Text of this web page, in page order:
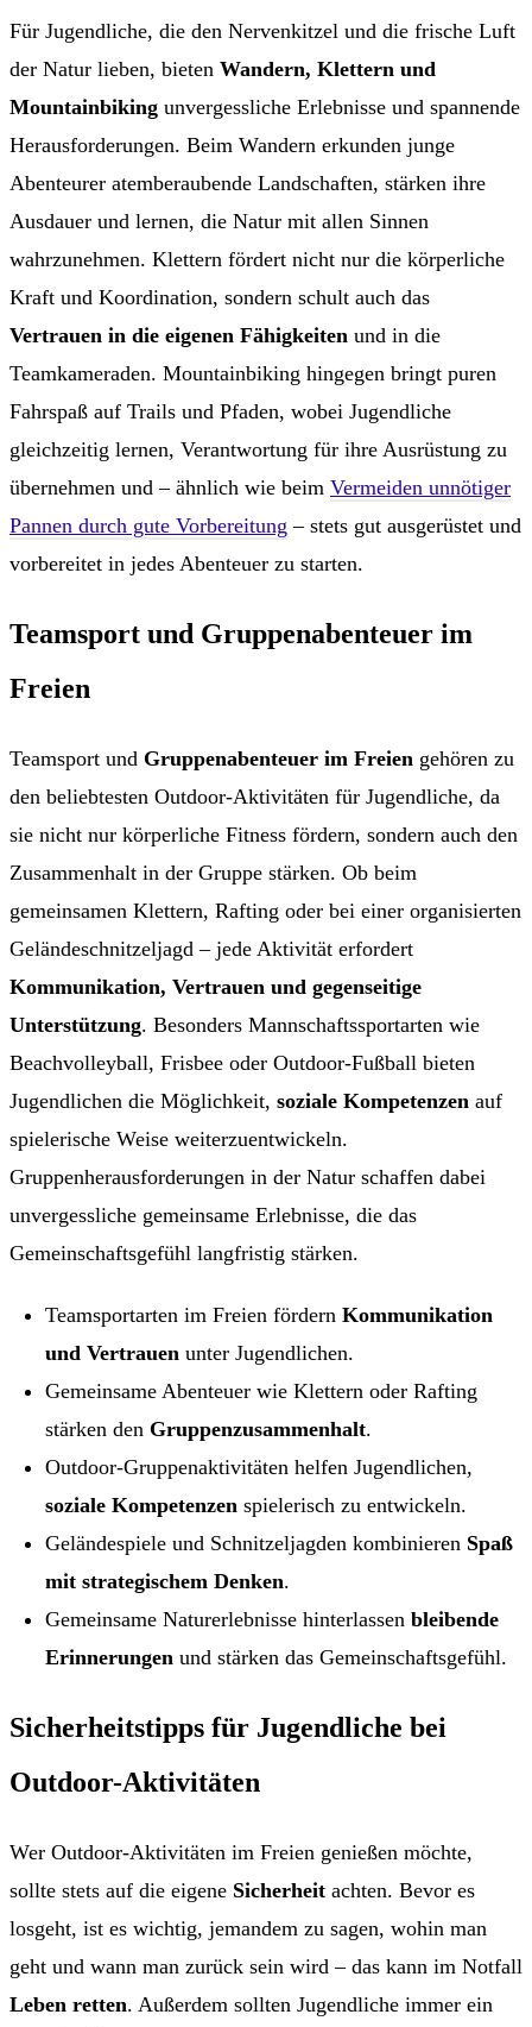
Für Jugendliche, die den Nervenkitzel und die frische Luft
der Natur lieben, bieten Wandern, Klettern und
Mountainbiking unvergessliche Erlebnisse und spannende
Herausforderungen. Beim Wandern erkunden junge
Abenteurer atemberaubende Landschaften, stärken ihre
Ausdauer und lernen, die Natur mit allen Sinnen
wahrzunehmen. Klettern fördert nicht nur die körperliche
Kraft und Koordination, sondern schult auch das
Vertrauen in die eigenen Fähigkeiten und in die
Teamkameraden. Mountainbiking hingegen bringt puren
Fahrspaß auf Trails und Pfaden, wobei Jugendliche
gleichzeitig lernen, Verantwortung für ihre Ausrüstung zu
übernehmen und – ähnlich wie beim Vermeiden unnötiger
Pannen durch gute Vorbereitung – stets gut ausgerüstet und
vorbereitet in jedes Abenteuer zu starten.
Teamsport und Gruppenabenteuer im
Freien
Teamsport und Gruppenabenteuer im Freien gehören zu
den beliebtesten Outdoor-Aktivitäten für Jugendliche, da
sie nicht nur körperliche Fitness fördern, sondern auch den
Zusammenhalt in der Gruppe stärken. Ob beim
gemeinsamen Klettern, Rafting oder bei einer organisierten
Geländeschnitzeljagd – jede Aktivität erfordert
Kommunikation, Vertrauen und gegenseitige
Unterstützung. Besonders Mannschaftssportarten wie
Beachvolleyball, Frisbee oder Outdoor-Fußball bieten
Jugendlichen die Möglichkeit, soziale Kompetenzen auf
spielerische Weise weiterzuentwickeln.
Gruppenherausforderungen in der Natur schaffen dabei
unvergessliche gemeinsame Erlebnisse, die das
Gemeinschaftsgefühl langfristig stärken.
Teamsportarten im Freien fördern Kommunikation
und Vertrauen unter Jugendlichen.
Gemeinsame Abenteuer wie Klettern oder Rafting
stärken den Gruppenzusammenhalt.
Outdoor-Gruppenaktivitäten helfen Jugendlichen,
soziale Kompetenzen spielerisch zu entwickeln.
Geländespiele und Schnitzeljagden kombinieren Spaß
mit strategischem Denken.
Gemeinsame Naturerlebnisse hinterlassen bleibende
Erinnerungen und stärken das Gemeinschaftsgefühl.
Sicherheitstipps für Jugendliche bei
Outdoor-Aktivitäten
Wer Outdoor-Aktivitäten im Freien genießen möchte,
sollte stets auf die eigene Sicherheit achten. Bevor es
losgeht, ist es wichtig, jemandem zu sagen, wohin man
geht und wann man zurück sein wird – das kann im Notfall
Leben retten. Außerdem sollten Jugendliche immer ein